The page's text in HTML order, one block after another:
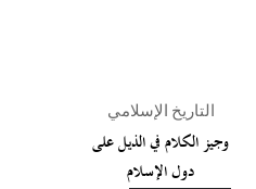
التاريخ الإسلامي
وجيز الكلام في الذيل على
دول الإسلام